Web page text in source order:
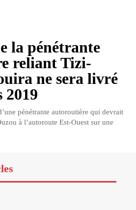
la pénétrante
reliant Tizi-
ne sera livré
2019
pénétrante autoroutière qui devrait
à l’autoroute Est-Ouest sur une